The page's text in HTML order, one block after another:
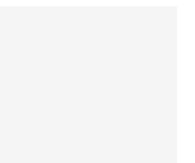
loro o che hanno